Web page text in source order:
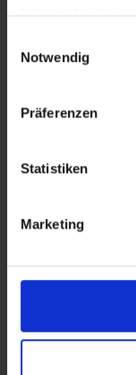
haben oder die
Notwendig
Präferenzen
Statistiken
Marketing